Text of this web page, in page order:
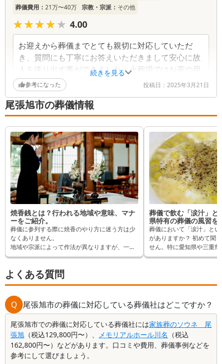
葬儀社からの返信コメント
この度は、数ある葬儀社の中から弊社をお選びいた
だき誠にありがとうございました。よりそうお葬式
経由でご連絡いただいたとのこと、ご丁寧な対応に
ご満足いただけたようで、大変嬉しく思います。費
用や内容を分かりやすくご説明できたことも安心に
繋がったようでよかったです。 故人様との10年以
上にわたる温かい思い出、そして、周囲への思いや
りを大切にされていたお人柄に触れ、心打たれまし
た。安らかなお顔で旅立たれたと伺い、少しでもお
役に立てたなら幸いです。何かご不明な点などござ
いましたら、いつでもご相談ください。心よりお悔
やみ申し上げます。
続きを見る
葬儀費用： 21万〜40万 宗教・宗派： その他
★★★★★
★★★★★ 4.00
お迎えから葬儀までとても親切に対応していただ
き、質問にも丁寧にお答えいただきまして安心に故
人を送り出す事ができました。火葬場ではお茶の用
意から後片付けまでお世話になりました。母が望ん
でいたシンプルな葬儀、それでいて温かい雰囲気で
お別れができました事、とても感謝しております。
ありがとうございました。
葬儀社からの返信コメント
この度は、数ある葬儀社の中から弊社をお選びいた
だき、誠にありがとうございました。お母様との温
かいお別れのお手伝いができたこと、大変嬉しく思
います。お迎えから葬儀まで、安心してお任せいた
だけたこと、そして、シンプルな中にも温かみのあ
るお葬式だったとのお言葉、大変励みになります。
何かご心配なことがございましたら、いつでもお気
軽にご相談ください。心よりお悔やみ申し上げま
す。
参考になった 投稿日： 2025年3月21日
尾張旭市の葬儀情報
焼香銭とは？行われる地域や意味、マナ
ーをご紹介。
葬儀に参列する際に焼香のやり方に迷う方は少
なくありません。
地域や宗派によって作法が異なりますが、一部
地域で焼香の際に小銭を供える「焼香銭」が行
初めて目にする場合、どのように対応したらい
いか戸惑うでしょう。
てご紹介します。
葬儀で飲む「涙汁」と
県特有の葬儀の風習を
葬儀において「涙汁」と
がありますか？ 初めて聞
せん。特に愛知県や三重
の風習として知られるこ
の他の東海地域の葬儀文
よくある質問
Q 尾張旭市の葬儀に対応している葬儀社はどこですか？
尾張旭市での葬儀に対応している葬儀社には家族葬のソウネ 尾
張旭 （税込129,800円〜）、 メモリアルホール川名 （税込
162,800円〜）などがあります。口コミや費用、葬儀事例などを
参考にして選びましょう。